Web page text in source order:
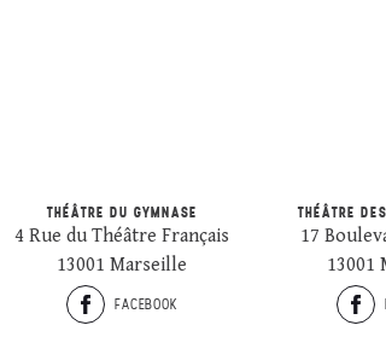
THÉÂTRE DU GYMNASE
4 Rue du Théâtre Français
13001 Marseille
FACEBOOK
THÉÂTRE
17
13001